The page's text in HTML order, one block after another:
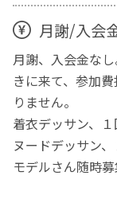
月謝/入会
月謝、入会金な
きに来て、参加
りません。
着衣デッサン、１
ヌードデッサン、
モデルさん随時募